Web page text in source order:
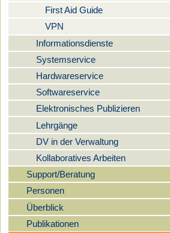
First Aid Guide
VPN
Informationsdienste
Systemservice
Hardwareservice
Softwareservice
Elektronisches Publizieren
Lehrgänge
DV in der Verwaltung
Kollaboratives Arbeiten
Support/Beratung
Personen
Überblick
Publikationen